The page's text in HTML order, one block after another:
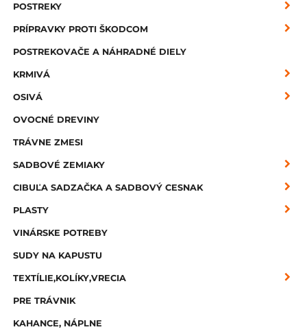
POSTREKY
PRÍPRAVKY PROTI ŠKODCOM
POSTREKOVAČE A NÁHRADNÉ DIELY
KRMIVÁ
OSIVÁ
OVOCNÉ DREVINY
TRÁVNE ZMESI
SADBOVÉ ZEMIAKY
CIBUĽA SADZAČKA A SADBOVÝ CESNAK
PLASTY
VINÁRSKE POTREBY
SUDY NA KAPUSTU
TEXTÍLIE,KOLÍKY,VRECIA
PRE TRÁVNIK
KAHANCE, NÁPLNE